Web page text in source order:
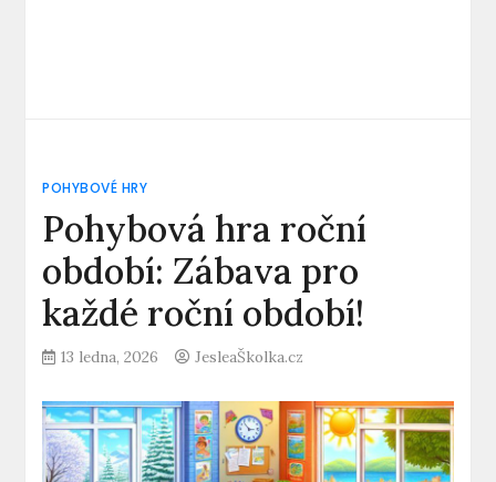
POHYBOVÉ HRY
Pohybová hra roční
období: Zábava pro
každé roční období!
13 ledna, 2026 JesleaŠkolka.cz